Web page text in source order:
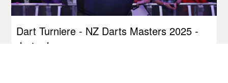
Dart Turniere - NZ Darts Masters 2025 -
dartn.de